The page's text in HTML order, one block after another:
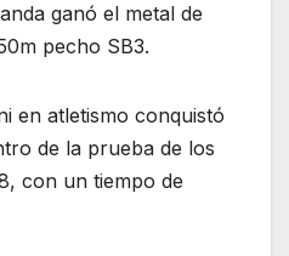
ganó el metal de
pecho SB3.
en atletismo conquistó
de la prueba de los
con un tiempo de